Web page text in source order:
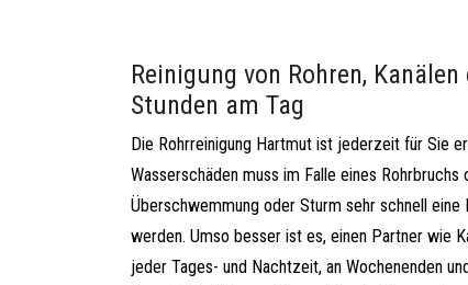
Reinigung von Rohren,
Stunden am Tag
Die Rohrreinigung Hartmut ist jederzeit für Sie
Wasserschäden muss im Falle eines
Überschwemmung oder Sturm sehr schnell
werden. Umso besser ist es, einen Partner wie
jeder Tages- und Nachtzeit, an Wochenenden